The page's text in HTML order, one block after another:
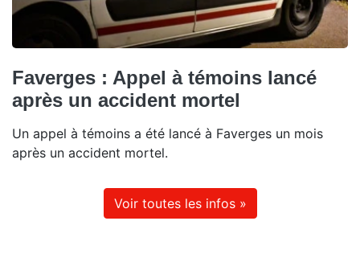
Faverges : Appel à témoins lancé
après un accident mortel
Un appel à témoins a été lancé à Faverges un mois
après un accident mortel.
Voir toutes les infos »